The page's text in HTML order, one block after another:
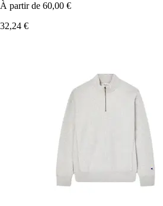
À partir de 60,00 €
32,24 €